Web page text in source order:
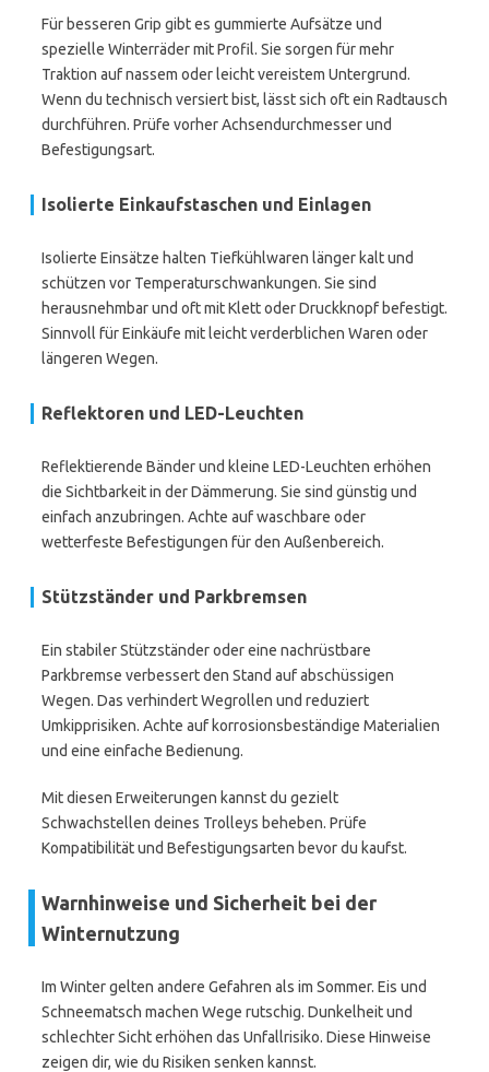
Für besseren Grip gibt es gummierte Aufsätze und
spezielle Winterräder mit Profil. Sie sorgen für mehr
Traktion auf nassem oder leicht vereistem Untergrund.
Wenn du technisch versiert bist, lässt sich oft ein Radtausch
durchführen. Prüfe vorher Achsendurchmesser und
Befestigungsart.
Isolierte Einkaufstaschen und Einlagen
Isolierte Einsätze halten Tiefkühlwaren länger kalt und
schützen vor Temperaturschwankungen. Sie sind
herausnehmbar und oft mit Klett oder Druckknopf befestigt.
Sinnvoll für Einkäufe mit leicht verderblichen Waren oder
längeren Wegen.
Reflektoren und LED-Leuchten
Reflektierende Bänder und kleine LED-Leuchten erhöhen
die Sichtbarkeit in der Dämmerung. Sie sind günstig und
einfach anzubringen. Achte auf waschbare oder
wetterfeste Befestigungen für den Außenbereich.
Stützständer und Parkbremsen
Ein stabiler Stützständer oder eine nachrüstbare
Parkbremse verbessert den Stand auf abschüssigen
Wegen. Das verhindert Wegrollen und reduziert
Umkipprisiken. Achte auf korrosionsbeständige Materialien
und eine einfache Bedienung.
Mit diesen Erweiterungen kannst du gezielt
Schwachstellen deines Trolleys beheben. Prüfe
Kompatibilität und Befestigungsarten bevor du kaufst.
Warnhinweise und Sicherheit bei der
Winternutzung
Im Winter gelten andere Gefahren als im Sommer. Eis und
Schneematsch machen Wege rutschig. Dunkelheit und
schlechter Sicht erhöhen das Unfallrisiko. Diese Hinweise
zeigen dir, wie du Risiken senken kannst.